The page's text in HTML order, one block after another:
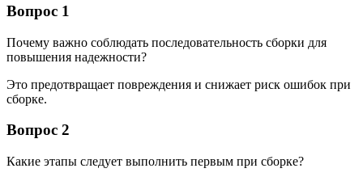
Вопрос 1
Почему важно соблюдать последовательность сборки для
повышения надежности?
Это предотвращает повреждения и снижает риск ошибок при
сборке.
Вопрос 2
Какие этапы следует выполнить первым при сборке?